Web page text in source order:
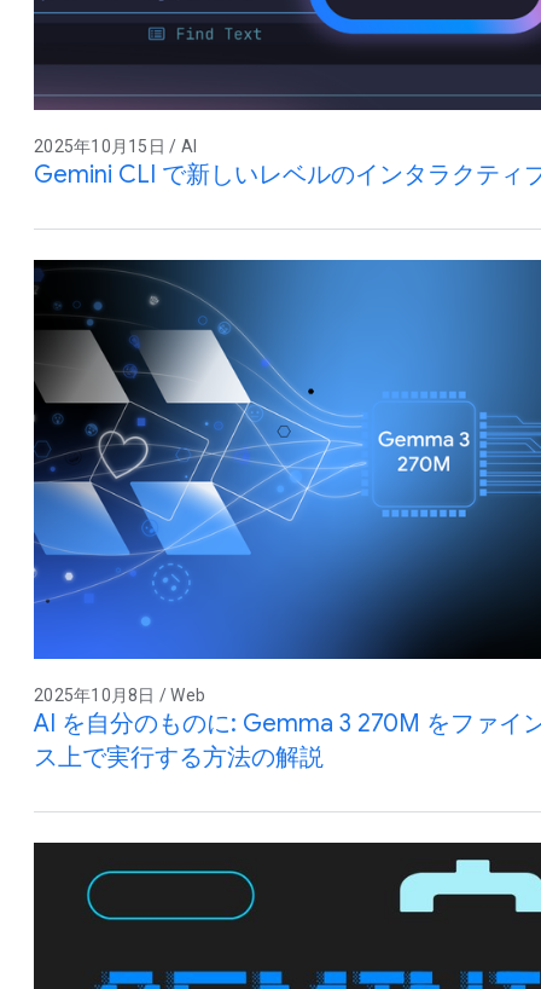
2025年10月15日 / AI
Gemini CLI で新しいレベルのインタラクティ
2025年10月8日 / Web
AI を自分のものに: Gemma 3 270M をファイ
ス上で実行する方法の解説